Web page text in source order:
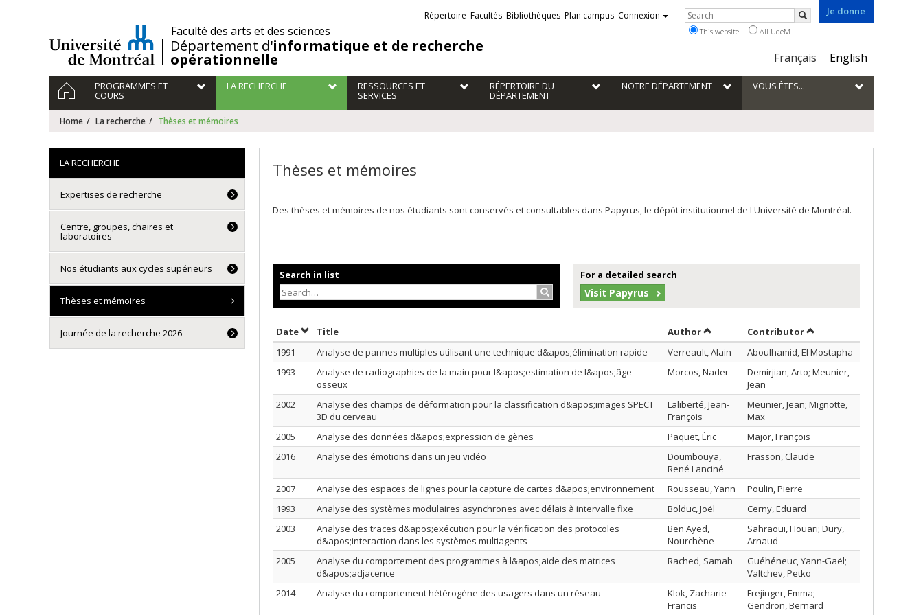
/Faculté des arts et des sciences
Département d'informatique et de recherche
opérationnelle
Je donne
Choix
la
langue
Français English
Liens
externes
Répertoire Facultés Bibliothèques Plan campus Connexion Rechercher
Search
This website All UdeM
Navigation
principale
HOMEPROGRAMMES ET
COURS
LA RECHERCHE RESSOURCES ET
SERVICES
RÉPERTOIRE DU
DÉPARTEMENT
NOTRE DÉPARTEMENT VOUS ÊTES...
Home La recherche Thèses et mémoires
Thèses et mémoires
Des thèses et mémoires de nos étudiants sont conservés et consultables dans Papyrus, le dépôt institutionnel de l'Université de Montréal.
Search in list
Search…
For a detailed search
Visit Papyrus
DateSort by date in ascending order
Title AuthorSort by author in ascending order
Contributorby contributor in
1991
Analyse de pannes multiples utilisant une technique d&apos;élimination rapide Verreault, Alain
Aboulhamid, El Mostapha
1993
Analyse de radiographies de la main pour l&apos;estimation de l&apos;âge
osseux
Morcos, Nader
Demirjian, Arto; Meunier,
Jean
2002
Analyse des champs de déformation pour la classification d&apos;images SPECT
3D du cerveau
Laliberté, Jean-
François
Meunier, Jean; Mignotte,
Max
2005
Analyse des données d&apos;expression de gènes Paquet, Éric
Major, François
2016
Analyse des émotions dans un jeu vidéo
Doumbouya,
René Lanciné
Frasson, Claude
2007 Analyse des espaces de lignes pour la capture de cartes d&apos;environnement Rousseau, Yann
Poulin, Pierre
1993
Analyse des systèmes modulaires asynchrones avec délais à intervalle fixe Bolduc, Joël
Cerny, Eduard
2003
Analyse des traces d&apos;exécution pour la vérification des protocoles
d&apos;interaction dans les systèmes multiagents
Ben Ayed,
Nourchène
Sahraoui, Houari; Dury,
Arnaud
2005
Analyse du comportement des programmes à l&apos;aide des matrices
d&apos;adjacence
Rached, Samah
Guéhéneuc, Yann-Gaël;
Valtchev, Petko
2014
Analyse du comportement hétérogène des usagers dans un réseau
Klok, Zacharie-
Francis
Frejinger, Emma;
Gendron, Bernard
LA RECHERCHE
Expertises de recherche
Centre, groupes, chaires et
laboratoires
Nos étudiants aux cycles supérieurs
Thèses et mémoires
Journée de la recherche 2026